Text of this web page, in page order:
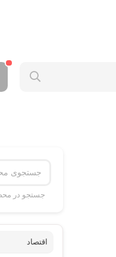
جستجو در
اقتصاد